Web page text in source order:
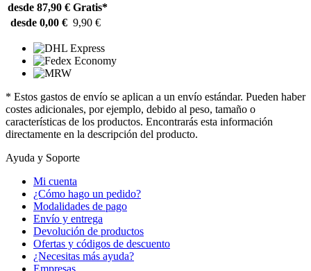
desde 87,90 € Gratis*
desde 0,00 € 9,90 €
* Estos gastos de envío se aplican a un envío estándar. Pueden haber
costes adicionales, por ejemplo, debido al peso, tamaño o
características de los productos. Encontrarás esta información
directamente en la descripción del producto.
Ayuda y Soporte
Mi cuenta
¿Cómo hago un pedido?
Modalidades de pago
Envío y entrega
Devolución de productos
Ofertas y códigos de descuento
¿Necesitas más ayuda?
Empresas